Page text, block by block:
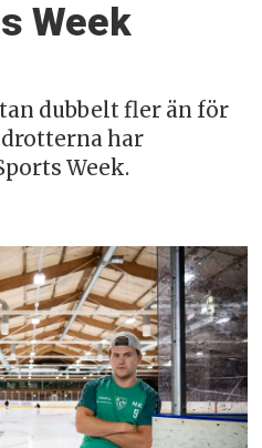
Week
dubbelt fler än för
har
Week.